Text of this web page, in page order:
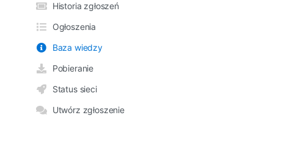
Historia zgłoszeń
Ogłoszenia
Baza wiedzy
Pobieranie
Status sieci
Utwórz zgłoszenie